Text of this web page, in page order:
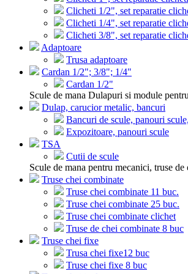
Clicheti 1/2", set reparatie
Clicheti 1/4", set reparatie
Clicheti 3/8", set reparatie
Adaptoare
Trusa adaptoare
Cardan 1/2"; 3/8"; 1/4"
Cardan 1/2"
Scule de mana Dulapuri si module
Dulap, carucior metalic, bancuri
Bancuri de scule, panouri
Expozitoare, panouri scule
TSA
Cutii de scule
Scule de mana pentru mecanici, truse
Truse chei combinate
Truse chei combinate 11 buc.
Truse chei combinate 25 buc.
Truse chei combinate clichet
Truse de chei combinate 8 buc
Truse chei fixe
Trusa chei fixe12 buc
Truse chei fixe 8 buc